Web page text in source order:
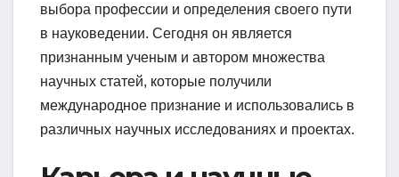
выбора профессии и определения своего пути
в науковедении. Сегодня он является
признанным ученым и автором множества
научных статей, которые получили
международное признание и использовались в
различных научных исследованиях и проектах.